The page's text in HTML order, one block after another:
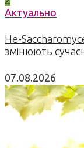
Актуально
Не-
змінюють
07.08.2026